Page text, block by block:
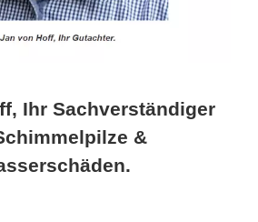
Ihr Sachverständiger
&